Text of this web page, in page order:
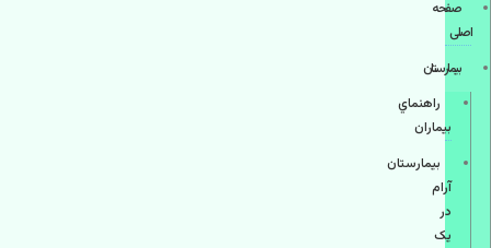
صفحه
اصلی
بيمارستان
راهنماي
بیماران
بیمارستان
آرام
در
یک